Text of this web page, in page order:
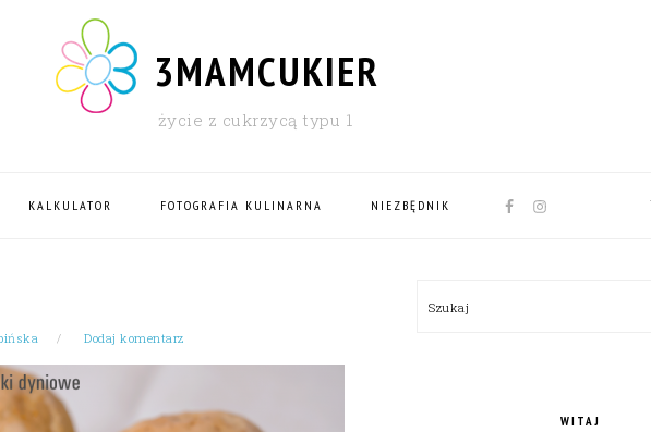
3MAMCUKIER
życie z cukrzycą typu 1
KALKULATOR FOTOGRAFIA KULINARNA NIEZBĘDNIK
NAV
Dodaj komentarz
SIDEBAR
Szukaj
WITAJ